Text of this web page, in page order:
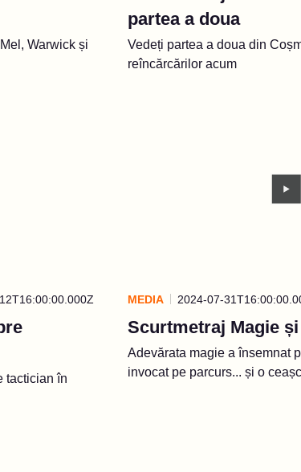
Warwick și
partea a doua
Vedeți partea a doua din
reîncărcărilor acum
tactician în
MEDIA 2024-07-
Scurtmetraj Magie
Adevărata magie a însemnat
invocat pe parcurs... și o